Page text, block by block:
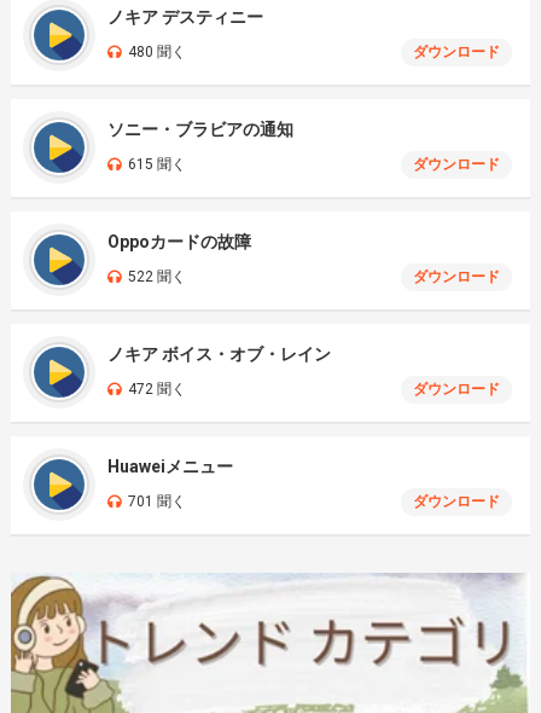
ノキア デスティニー
480 聞く ダウンロード
ソニー・ブラビアの通知
615 聞く ダウンロード
Oppoカードの故障
522 聞く ダウンロード
ノキア ボイス・オブ・レイン
472 聞く ダウンロード
Huaweiメニュー
701 聞く ダウンロード